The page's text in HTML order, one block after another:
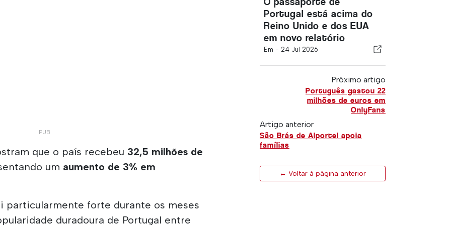
que o país recebeu 32,5 milhões de
um aumento de 3% em
particularmente forte durante os meses
duradoura de Portugal entre
Portugal está acima do
Reino Unido e dos EUA
em novo relatório
Em - 24 Jul 2026
Próximo artigo
Português gastou 22
milhões de euros em
OnlyFans
Artigo anterior
São Brás de Alportel apoia
famílias
← Voltar à página anterior